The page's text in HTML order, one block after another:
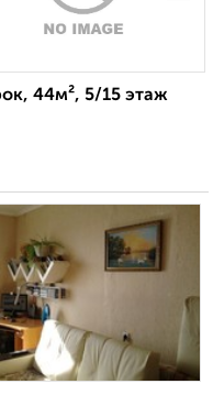
44м², 5/15 этаж